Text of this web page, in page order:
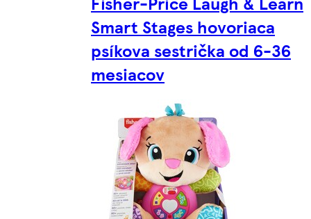
Smart Stages hovoriaca
psíkova sestrička od 6-36
mesiacov